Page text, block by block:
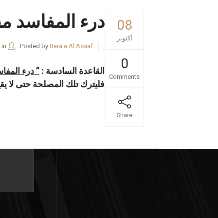
08
أكتوبر
0
Comments
Share
درء المفاسد
Posted by Bara'a Al Assaf
in
القاعدة السادسة : ” درء
فليترك تلك المصلحة حتى لا
تواصل